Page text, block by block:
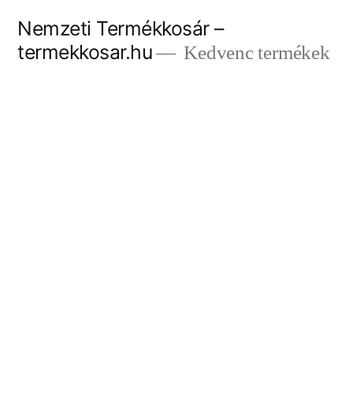
Nemzeti Termékkosár –
termekkosar.hu
Kedvenc termékek